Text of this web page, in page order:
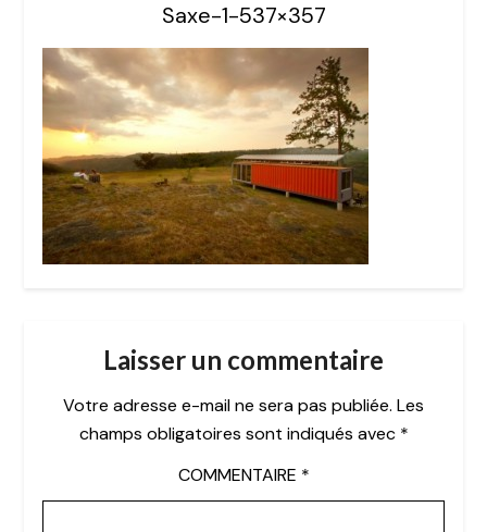
Saxe-1-537×357
Laisser un commentaire
Votre adresse e-mail ne sera pas publiée. Les
champs obligatoires sont indiqués avec *
COMMENTAIRE *